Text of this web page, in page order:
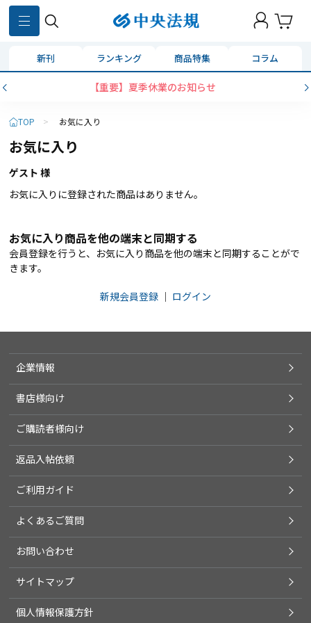
新刊 ランキング 商品特集 コラム
【重要】夏季休業のお知らせ
TOP > お気に入り
お気に入り
ゲスト 様
お気に入りに登録された商品はありません。
お気に入り商品を他の端末と同期する
会員登録を行うと、お気に入り商品を他の端末と同期することがで
きます。
新規会員登録 ｜ ログイン
企業情報
書店様向け
ご購読者様向け
返品入帖依頼
ご利用ガイド
よくあるご質問
お問い合わせ
サイトマップ
個人情報保護方針